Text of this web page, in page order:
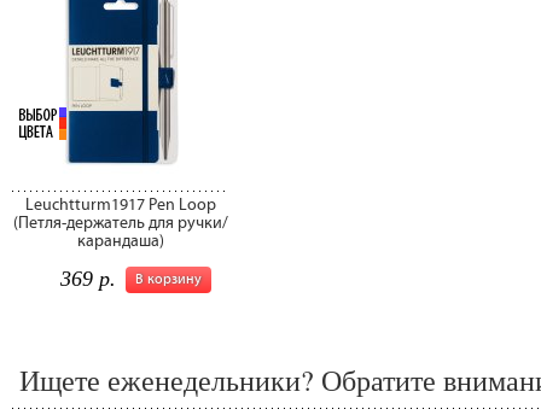
Leuchtturm1917 Pen Loop
(Петля-держатель для ручки/
карандаша)
В корзину
369 р.
Ищете еженедельники? Обратите